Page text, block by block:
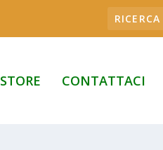
STORE CONTATTACI